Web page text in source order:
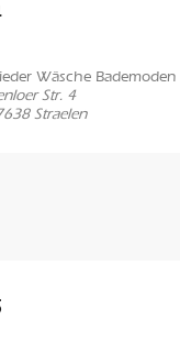
Wäsche Bademoden
Str. 4
Straelen